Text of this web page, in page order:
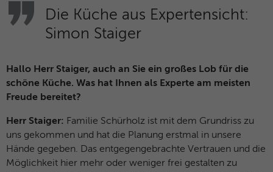
Die Küche aus Expertensicht:
Simon Staiger
Hallo Herr Staiger, auch an Sie ein großes Lob für die
schöne Küche. Was hat Ihnen als Experte am meisten
Freude bereitet?
Herr Staiger: Familie Schürholz ist mit dem Grundriss zu
uns gekommen und hat die Planung erstmal in unsere
Hände gegeben. Das entgegengebrachte Vertrauen und die
Möglichkeit hier mehr oder weniger frei gestalten zu